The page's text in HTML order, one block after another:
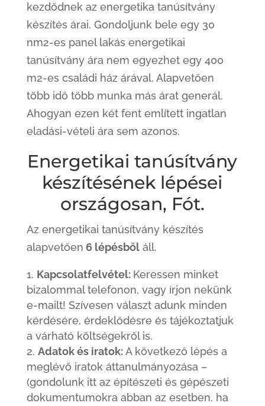
kezdődnek az energetika tanúsítvány
készítés árai. Gondoljunk bele egy 30
nm2-es panel lakás energetikai
tanúsítvány ára nem egyezhet egy 400
m2-es családi ház árával. Alapvetően
több idő több munka más árat generál.
Ahogyan ezen két fent említett ingatlan
eladási-vételi ára sem azonos.
Energetikai tanúsítvány
készítésének lépései
országosan, Fót.
Az energetikai tanúsítvány készítés
alapvetően 6 lépésbőláll.
Kapcsolatfelvétel: Keressen minket
bizalommal telefonon, vagy írjon nekünk
e-mailt! Szívesen választ adunk minden
kérdésére, érdeklődésre és tájékoztatjuk
a várható költségekről is.
Adatok és iratok:A következő lépés a
meglévő iratok áttanulmányozása –
(gondolunk itt az építészeti és gépészeti
dokumentumokra abban az esetben, ha